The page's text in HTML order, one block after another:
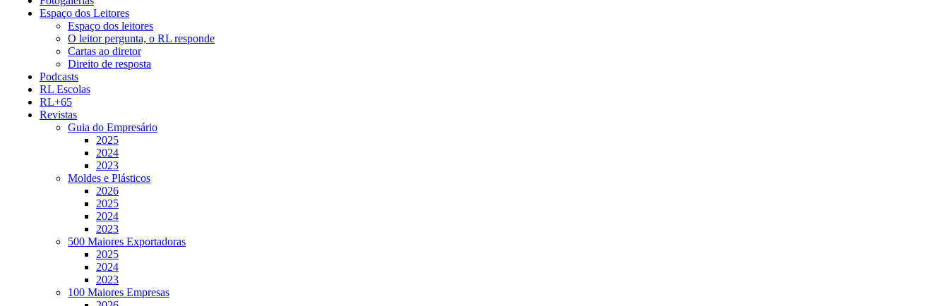
Espaço dos Leitores
Espaço dos leitores
O leitor pergunta, o RL responde
Cartas ao diretor
Direito de resposta
Podcasts
RL Escolas
RL+65
Revistas
Guia do Empresário
2025
2024
2023
Moldes e Plásticos
2026
2025
2024
2023
500 Maiores Exportadoras
2025
2024
2023
100 Maiores Empresas